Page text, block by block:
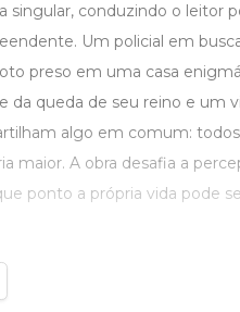
singular, conduzindo o leitor
Um policial em
preso em uma casa
queda de seu reino e um
algo em comum: todos
maior. A obra desafia a
ponto a própria vida pode